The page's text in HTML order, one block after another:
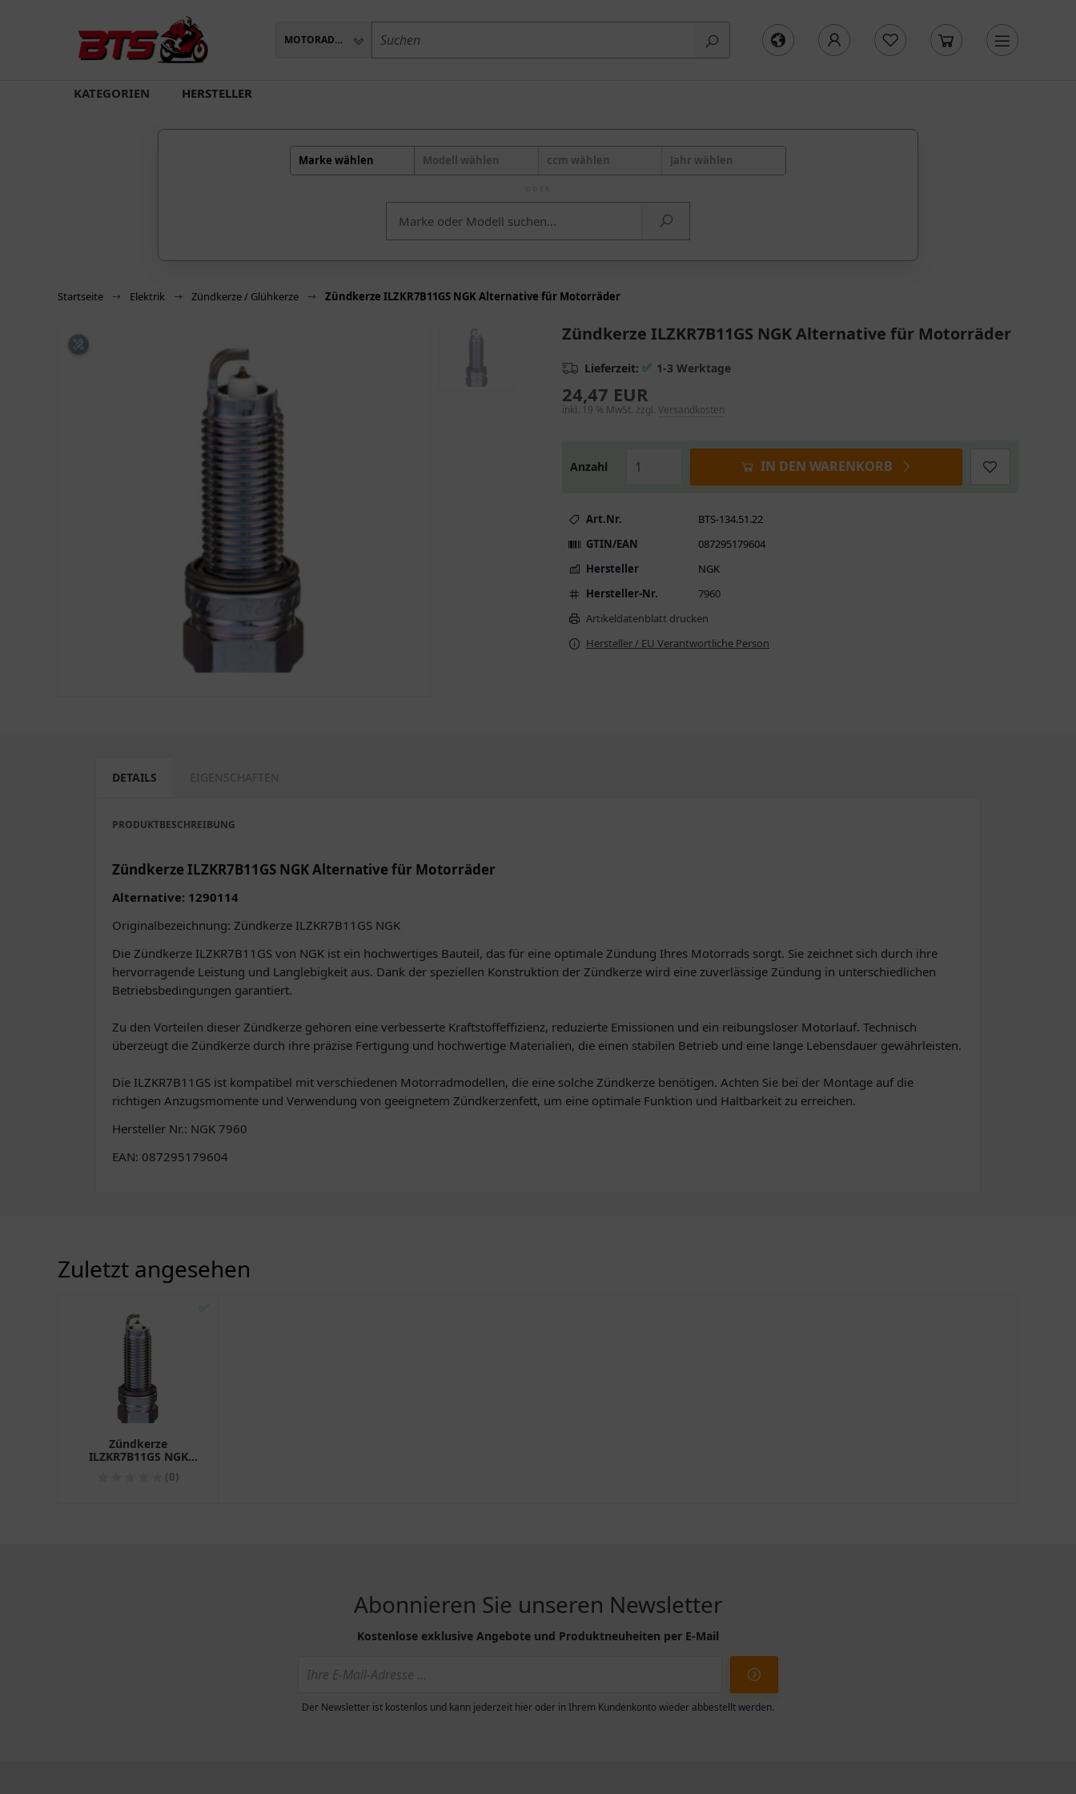
MOTORADTEILE
KATEGORIEN HERSTELLER
Marke wählen Modell wählen ccm wählen Jahr wählen
Startseite Elektrik Zündkerze / Glühkerze Zündkerze ILZKR7B11GS NGK Alternative für Motorräder
Zündkerze ILZKR7B11GS NGK Alternative für Motorräder
Lieferzeit: ✅ 1-3 Werktage
24,47 EUR
inkl. 19 % MwSt. zzgl. Versandkosten
Anzahl IN DEN WARENKORB
Art.Nr.
BTS-134.51.22
GTIN/EAN
087295179604
Hersteller
NGK
Hersteller-Nr.
7960
Artikeldatenblatt drucken
Hersteller / EU Verantwortliche Person
DETAILS EIGENSCHAFTEN
PRODUKTBESCHREIBUNG
Zündkerze ILZKR7B11GS NGK Alternative für Motorräder
Alternative: 1290114
Originalbezeichnung: Zündkerze ILZKR7B11GS NGK
Die Zündkerze ILZKR7B11GS von NGK ist ein hochwertiges Bauteil, das für eine optimale Zündung Ihres Motorrads sorgt. Sie zeichnet sich durch ihre
hervorragende Leistung und Langlebigkeit aus. Dank der speziellen Konstruktion der Zündkerze wird eine zuverlässige Zündung in unterschiedlichen
Betriebsbedingungen garantiert.
Zu den Vorteilen dieser Zündkerze gehören eine verbesserte Kraftstoffeffizienz, reduzierte Emissionen und ein reibungsloser Motorlauf. Technisch
überzeugt die Zündkerze durch ihre präzise Fertigung und hochwertige Materialien, die einen stabilen Betrieb und eine lange Lebensdauer gewährleisten.
Die ILZKR7B11GS ist kompatibel mit verschiedenen Motorradmodellen, die eine solche Zündkerze benötigen. Achten Sie bei der Montage auf die
richtigen Anzugsmomente und Verwendung von geeignetem Zündkerzenfett, um eine optimale Funktion und Haltbarkeit zu erreichen.
Hersteller Nr.: NGK 7960
EAN: 087295179604
Zuletzt angesehen
✅
Zündkerze
ILZKR7B11GS NGK
Alternative für
Motorräder(0)
Abonnieren Sie unseren Newsletter
Kostenlose exklusive Angebote und Produktneuheiten per E-Mail
Der Newsletter ist kostenlos und kann jederzeit hier oder in Ihrem Kundenkonto wieder abbestellt werden.